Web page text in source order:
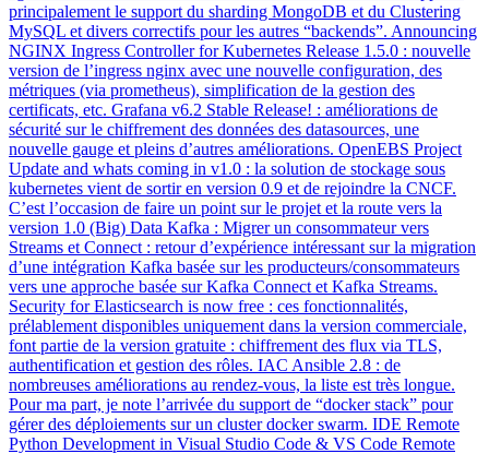
principalement le support du sharding MongoDB et du Clustering
MySQL et divers correctifs pour les autres “backends”. Announcing
NGINX Ingress Controller for Kubernetes Release 1.5.0 : nouvelle
version de l’ingress nginx avec une nouvelle configuration, des
métriques (via prometheus), simplification de la gestion des
certificats, etc. Grafana v6.2 Stable Release! : améliorations de
sécurité sur le chiffrement des données des datasources, une
nouvelle gauge et pleins d’autres améliorations. OpenEBS Project
Update and whats coming in v1.0 : la solution de stockage sous
kubernetes vient de sortir en version 0.9 et de rejoindre la CNCF.
C’est l’occasion de faire un point sur le projet et la route vers la
version 1.0 (Big) Data Kafka : Migrer un consommateur vers
Streams et Connect : retour d’expérience intéressant sur la migration
d’une intégration Kafka basée sur les producteurs/consommateurs
vers une approche basée sur Kafka Connect et Kafka Streams.
Security for Elasticsearch is now free : ces fonctionnalités,
prélablement disponibles uniquement dans la version commerciale,
font partie de la version gratuite : chiffrement des flux via TLS,
authentification et gestion des rôles. IAC Ansible 2.8 : de
nombreuses améliorations au rendez-vous, la liste est très longue.
Pour ma part, je note l’arrivée du support de “docker stack” pour
gérer des déploiements sur un cluster docker swarm. IDE Remote
Python Development in Visual Studio Code & VS Code Remote